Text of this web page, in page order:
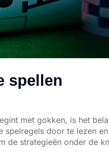
spellen
met gokken, is het
spelregels door te lezen
de strategieën onder de